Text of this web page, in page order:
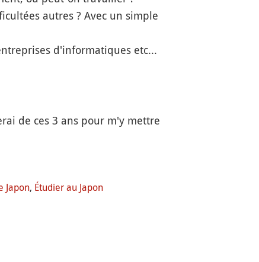
autres ? Avec un simple
d'informatiques etc...
de ces 3 ans pour m'y mettre
Japon, Étudier au Japon